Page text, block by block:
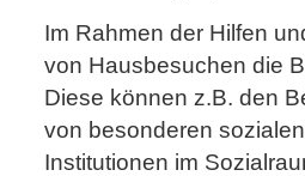
Im Rahmen der Hilfen
von Hausbesuchen die
Diese können z.B. den
von besonderen
Institutionen im